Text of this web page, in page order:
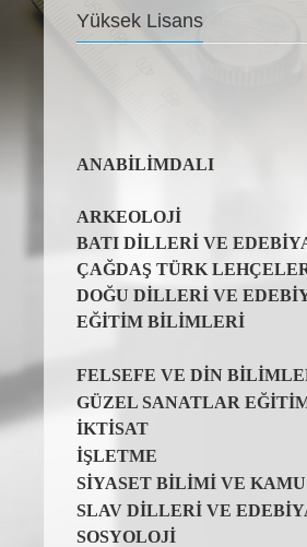
Yüksek Lisans
ANABİLİMDALI
ARKEOLOJİ
BATI DİLLERİ VE
ÇAĞDAŞ TÜRK
DOĞU DİLLERİ VE
EĞİTİM BİLİMLERİ
FELSEFE VE DİN
GÜZEL SANATLAR
İKTİSAT
İŞLETME
SİYASET BİLİMİ VE
SLAV DİLLERİ VE
SOSYOLOJİ